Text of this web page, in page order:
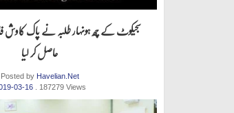
سجیکوٹ کے چھ ہونہار طلبہ نے پاک
حاصل کر لیا
Posted by Havelian.Net
03-16
. 187279 Views